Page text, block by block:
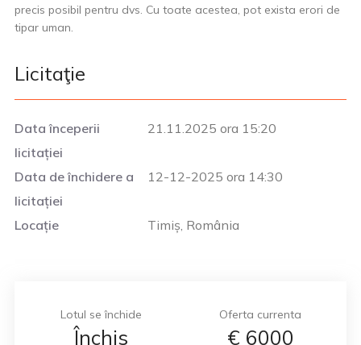
precis posibil pentru dvs. Cu toate acestea, pot exista erori de
tipar uman.
Licitaţie
Data începerii
licitației
21.11.2025 ora 15:20
Data de închidere a
licitației
12-12-2025 ora 14:30
Locație Timiș, România
Lotul se închide
Închis
Oferta currenta
€ 6000